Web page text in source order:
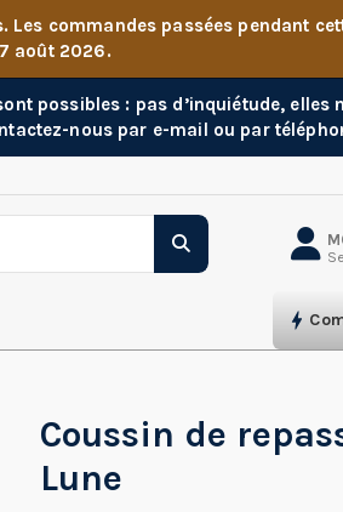
commandes passées pendant
août 2026.
possibles : pas d’inquiétude, elles
nous par e-mail ou par
Coussin de
Lune